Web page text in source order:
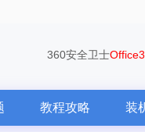
360安全卫士
教程攻略 装